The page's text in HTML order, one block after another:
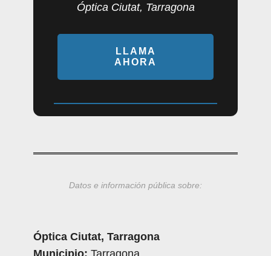
Óptica Ciutat, Tarragona
LLAMA
AHORA
Datos e información pública sobre:
Óptica Ciutat, Tarragona
Municipio: Tarragona